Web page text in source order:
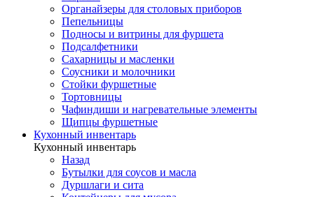
Органайзеры для столовых приборов
Пепельницы
Подносы и витрины для фуршета
Подсалфетники
Сахарницы и масленки
Соусники и молочники
Стойки фуршетные
Тортовницы
Чафиндиши и нагревательные элементы
Щипцы фуршетные
Кухонный инвентарь
Кухонный инвентарь
Назад
Бутылки для соусов и масла
Дуршлаги и сита